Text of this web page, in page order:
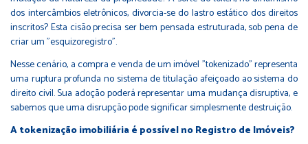
dos intercâmbios eletrônicos, divorcia-se do lastro estático dos direitos
inscritos? Esta cisão precisa ser bem pensada estruturada, sob pena de
criar um "esquizoregistro".
Nesse cenário, a compra e venda de um imóvel "tokenizado" representa
uma ruptura profunda no sistema de titulação afeiçoado ao sistema do
direito civil. Sua adoção poderá representar uma mudança disruptiva, e
sabemos que uma disrupção pode significar simplesmente destruição.
A tokenização imobiliária é possível no Registro de Imóveis?